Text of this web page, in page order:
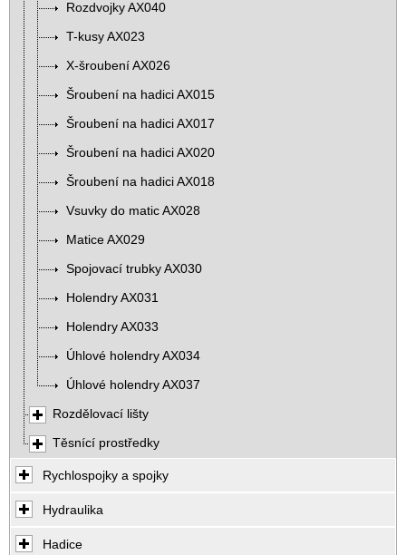
Rozdvojky AX040
T-kusy AX023
X-šroubení AX026
Šroubení na hadici AX015
Šroubení na hadici AX017
Šroubení na hadici AX020
Šroubení na hadici AX018
Vsuvky do matic AX028
Matice AX029
Spojovací trubky AX030
Holendry AX031
Holendry AX033
Úhlové holendry AX034
Úhlové holendry AX037
Rozdělovací lišty
Těsnící prostředky
Rychlospojky a spojky
Hydraulika
Hadice